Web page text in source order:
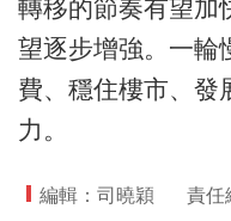
轉移的節奏有望加
望逐步增強。一輪
費、穩住樓市、發
力。
編輯：司曉穎 責任